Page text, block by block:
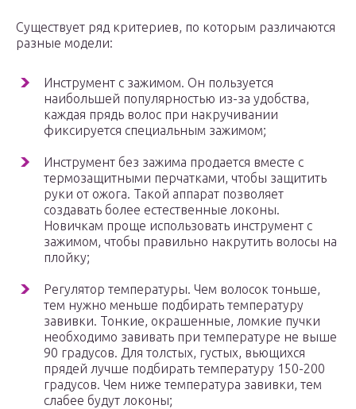
Существует ряд критериев, по которым различаются
разные модели:
Инструмент с зажимом. Он пользуется
наибольшей популярностью из-за удобства,
каждая прядь волос при накручивании
фиксируется специальным зажимом;
Инструмент без зажима продается вместе с
термозащитными перчатками, чтобы защитить
руки от ожога. Такой аппарат позволяет
создавать более естественные локоны.
Новичкам проще использовать инструмент с
зажимом, чтобы правильно накрутить волосы на
плойку;
Регулятор температуры. Чем волосок тоньше,
тем нужно меньше подбирать температуру
завивки. Тонкие, окрашенные, ломкие пучки
необходимо завивать при температуре не выше
90 градусов. Для толстых, густых, вьющихся
прядей лучше подбирать температуру 150-200
градусов. Чем ниже температура завивки, тем
слабее будут локоны;